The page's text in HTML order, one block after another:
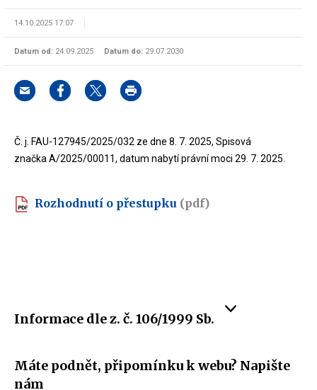
14.10.2025 17:07
Datum od: 24.09.2025 Datum do: 29.07.2030
Č. j. FAU-127945/2025/032 ze dne 8. 7. 2025, Spisová
značka A/2025/00011, datum nabytí právní moci 29. 7. 2025.
Rozhodnutí o přestupku (pdf)
Informace dle z. č. 106/1999 Sb.
Máte podnět, připomínku k webu? Napište
nám